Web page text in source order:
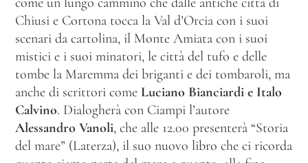
Chiusi e Cortona tocca la Val d’Orcia con i suoi
scenari da cartolina, il Monte Amiata con i suoi
mistici e i suoi minatori, le città del tufo e delle
tombe la Maremma dei briganti e dei tombaroli, ma
anche di scrittori come Luciano Bianciardi e Italo
Calvino. Dialogherà con Ciampi l’autore
Alessandro Vanoli, che alle 12.00 presenterà “Storia
del mare” (Laterza), il suo nuovo libro che ci ricorda